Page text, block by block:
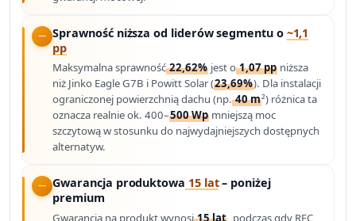
Sprawność niższa od liderów segmentu o ~1,1
pp
Maksymalna sprawność22,62% jest o1,07 pp niższa
niż Jinko Eagle G7B i Powitt Solar (23,69%). Dla instalacji
ograniczonej powierzchnią dachu (np.40 m²) różnica ta
oznacza realnie ok. 400–500 Wp mniejszą moc
szczytową w stosunku do najwydajniejszych dostępnych
alternatyw.
Gwarancja produktowa 15 lat– poniżej
premium
Gwarancja na produkt wynosi15 lat , podczas gdy REC